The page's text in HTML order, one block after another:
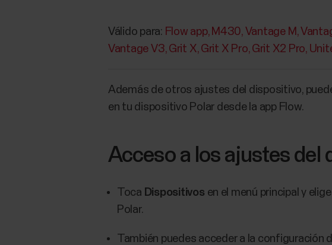
Válido para: Flow app M430 Vantage M
Vantage V3 Grit X Grit X Pro Grit X2 Pro
Además de otros ajustes del dispositivo,
en tu dispositivo Polar desde la app Flow.
Acceso a los ajustes del
Toca Dispositivos en el menú principal y
Polar.
También puedes acceder a la